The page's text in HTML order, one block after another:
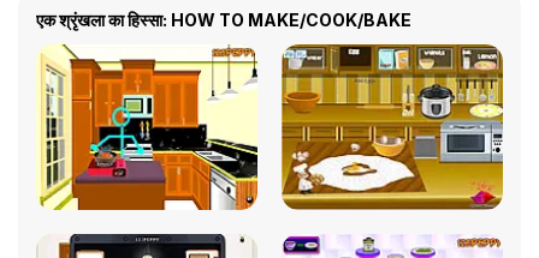
एक श्रृंखला का हिस्सा: HOW TO MAKE/COOK/BAKE